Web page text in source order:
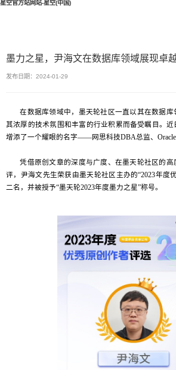
星空官方站网站-星空(中国)
墨力之星，尹海文在数据库领域展现卓
发布日期：2024-01-29
在数据库领域中，墨天轮社区一直以其在数据
其浓厚的技术氛围和丰富的行业积累而备受瞩目。
增添了一个耀眼的名字——网思科技DBA总监、Oracle
凭借原创文章的深度与广度、在墨天轮社区的
评，尹海文先生荣获由墨天轮社区主办的“2023年度
二名，并被授予“墨天轮2023年度墨力之星”称号。